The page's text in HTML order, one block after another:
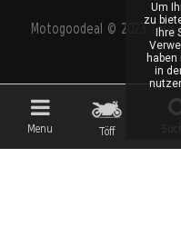
Menu Töff
Motogoodeal © 2023
Um
zu
in